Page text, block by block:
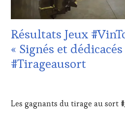
VITICOLE,
VIN
TOURISME
,
EDITION
LES
ET
Résultats Jeux
« Signés et
#Tirageausort
2024
Les gagnants du tirage au sort